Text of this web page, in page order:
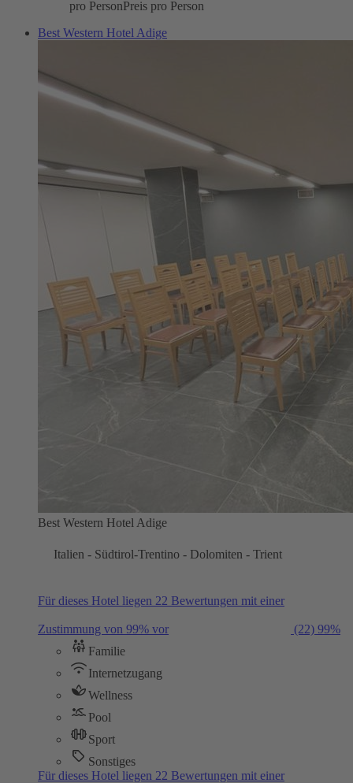
pro PersonPreis pro Person
Best Western Hotel Adige
Best Western Hotel Adige
Italien - Südtirol-Trentino - Dolomiten - Trient
Für dieses Hotel liegen 22 Bewertungen mit einer
Zustimmung von 99% vor (22) 99%
Familie
Internetzugang
Wellness
Pool
Sport
Sonstiges
Für dieses Hotel liegen 22 Bewertungen mit einer